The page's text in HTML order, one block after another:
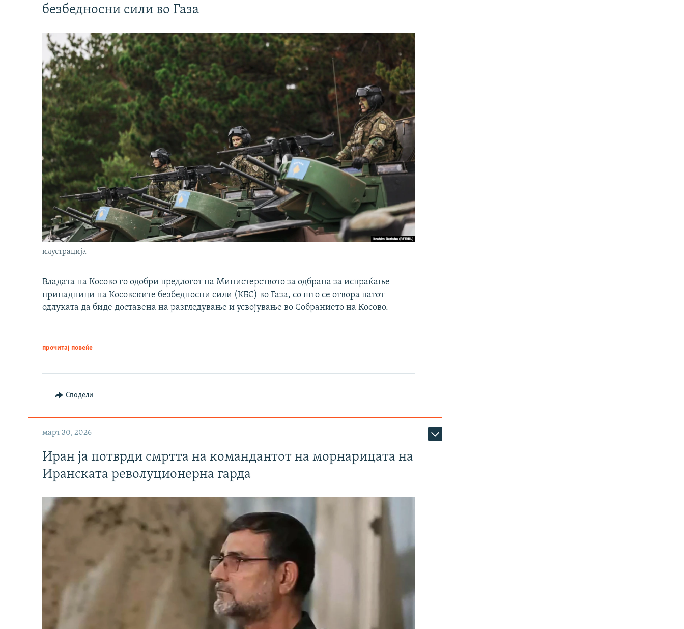
безбедносни сили во Газа
илустрација
Владата на Косово го одобри предлогот на Министерството за одбрана за испраќање
припадници на Косовските безбедносни сили (КБС) во Газа, со што се отвора патот
одлуката да биде доставена на разгледување и усвојување во Собранието на Косово.
прочитај повеќе
Сподели
март 30, 2026
Иран ја потврди смртта на командантот на морнарицата на
Иранската револуционерна гарда